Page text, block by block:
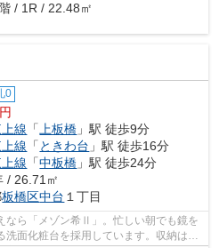
/ 1R / 22.48㎡
0
線 「 上板橋 」駅 徒歩9分
線 「ときわ台 」駅 徒歩16分
線 「中板橋 」駅 徒歩24分
/ 26.71㎡
板橋区中台 １丁目
なら「メゾン希Ⅱ」。忙しい朝でも鏡を
面化粧台を採用しています。収納はシ